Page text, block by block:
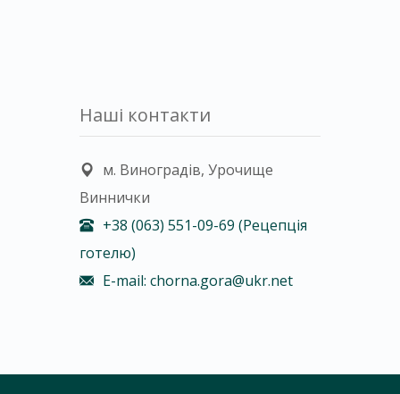
Наші контакти
м. Виноградів, Урочище
Виннички
+38 (063) 551-09-69 (Рецепція
готелю)
E-mail: chorna.gora@ukr.net